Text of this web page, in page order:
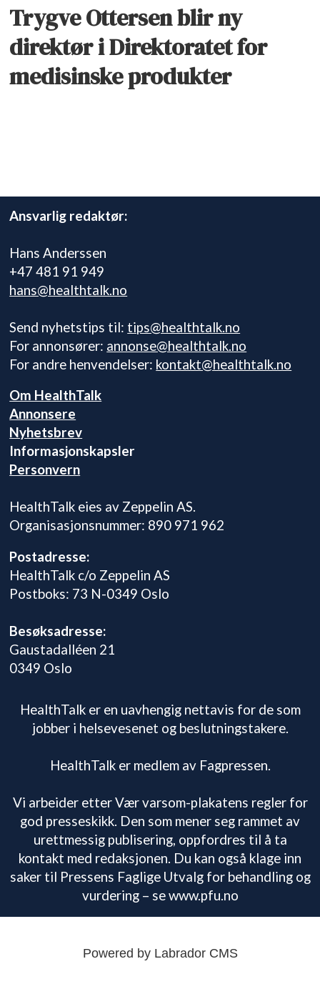
Trygve Ottersen blir ny
direktør i Direktoratet for
medisinske produkter
Ansvarlig redaktør:
Hans Anderssen
+47 481 91 949
hans@healthtalk.no
Send nyhetstips til: tips@healthtalk.no
For annonsører: annonse@healthtalk.no
For andre henvendelser: kontakt@healthtalk.no
Om HealthTalk
Annonsere
Nyhetsbrev
Informasjonskapsler
Personvern
HealthTalk eies av Zeppelin AS.
Organisasjonsnummer: 890 971 962
Postadresse:
HealthTalk c/o Zeppelin AS
Postboks: 73 N-0349 Oslo
Besøksadresse:
Gaustadalléen 21
0349 Oslo
HealthTalk er en uavhengig nettavis for de som
jobber i helsevesenet og beslutningstakere.
HealthTalk er medlem av Fagpressen.
Vi arbeider etter Vær varsom-plakatens regler for
god presseskikk. Den som mener seg rammet av
urettmessig publisering, oppfordres til å ta
kontakt med redaksjonen. Du kan også klage inn
saker til Pressens Faglige Utvalg for behandling og
vurdering – se www.pfu.no
Powered by Labrador CMS